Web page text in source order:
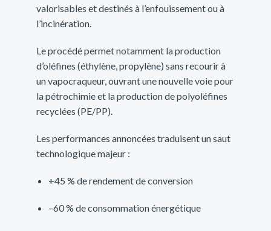
valorisables et destinés à l’enfouissement ou à
l’incinération.
Le procédé permet notamment la production
d’oléfines (éthylène, propylène) sans recourir à
un vapocraqueur, ouvrant une nouvelle voie pour
la pétrochimie et la production de polyoléfines
recyclées (PE/PP).
Les performances annoncées traduisent un saut
technologique majeur :
+45 % de rendement de conversion
–60 % de consommation énergétique